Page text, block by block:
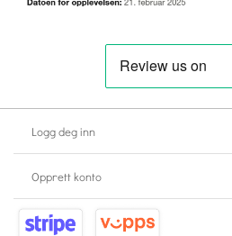
Logg deg inn
Opprett konto